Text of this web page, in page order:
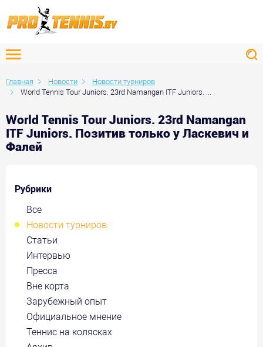
Главная Новости
Новости турниров
World Tennis Tour Juniors. 23rd Namangan ITF Juniors. ...
World Tennis Tour Juniors. 23rd Namangan
ITF Juniors. Позитив только у Ласкевич и
Фалей
Рубрики
Все
Новости турниров
Статьи
Интервью
Пресса
Вне корта
Зарубежный опыт
Официальное мнение
Теннис на колясках